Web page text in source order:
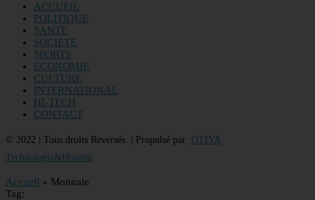
ACCUEIL
POLITIQUE
SANTE
SOCIETE
SPORTS
ECONOMIE
CULTURE
INTERNATIONAL
HI-TECH
CONTACT
© 2022 | Tous droits Reversés. | Propulsé par OTIYA
Technologie&Hosting
Accueil » Monnaie
Tag: